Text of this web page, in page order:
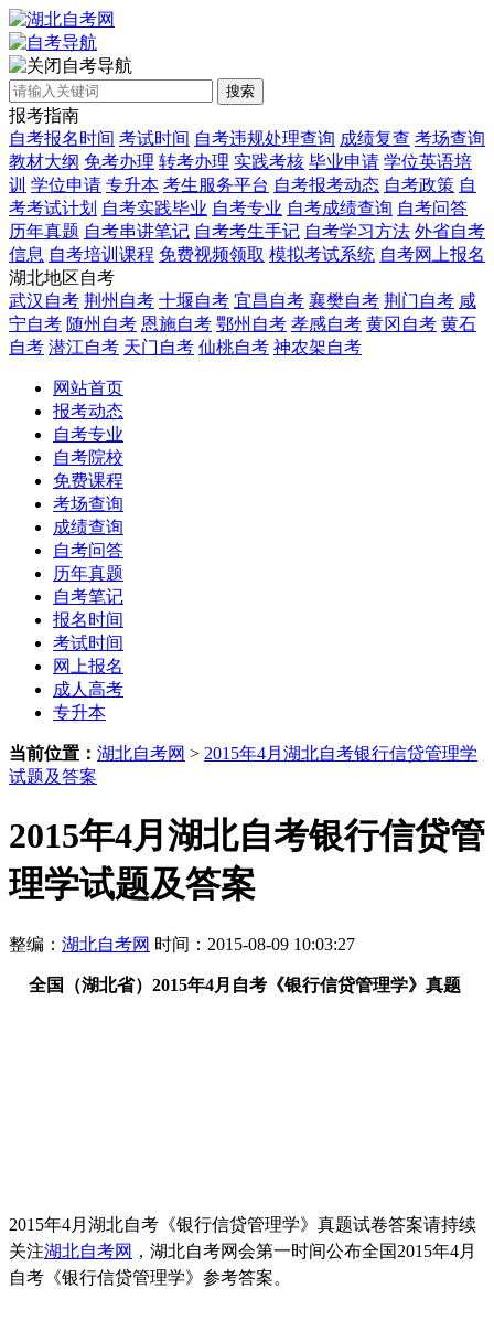
自考导航
搜索
报考指南
自考报名时间 考试时间 自考违规处理查询 成绩复查 考场查询
教材大纲 免考办理 转考办理 实践考核 毕业申请 学位英语培
训 学位申请 专升本 考生服务平台 自考报考动态 自考政策 自
考考试计划 自考实践毕业 自考专业 自考成绩查询 自考问答
历年真题 自考串讲笔记 自考考生手记 自考学习方法 外省自考
信息 自考培训课程 免费视频领取 模拟考试系统 自考网上报名
湖北地区自考
武汉自考 荆州自考 十堰自考 宜昌自考 襄樊自考 荆门自考 咸
宁自考 随州自考 恩施自考 鄂州自考 孝感自考 黄冈自考 黄石
自考 潜江自考 天门自考 仙桃自考 神农架自考
网站首页
报考动态
自考专业
自考院校
免费课程
考场查询
成绩查询
自考问答
历年真题
自考笔记
报名时间
考试时间
网上报名
成人高考
专升本
当前位置： 湖北自考网 > 2015年4月湖北自考银行信贷管理学
试题及答案
2015年4月湖北自考银行信贷管
理学试题及答案
整编： 湖北自考网 时间：2015-08-09 10:03:27
全国（湖北省） 2015年4月 自考《银行信贷管理学》真题
2015年4月湖北自考《银行信贷管理学》 真题试卷答案请持续
关注湖北自考网 ，湖北自考网会第一时间公布全国2015年4月
自考 《银行信贷管理学》 参考答案。